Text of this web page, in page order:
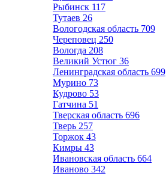
Рыбинск 117
Тутаев 26
Вологодская область 709
Череповец 250
Вологда 208
Великий Устюг 36
Ленинградская область 699
Мурино 73
Кудрово 53
Гатчина 51
Тверская область 696
Тверь 257
Торжок 43
Кимры 43
Ивановская область 664
Иваново 342